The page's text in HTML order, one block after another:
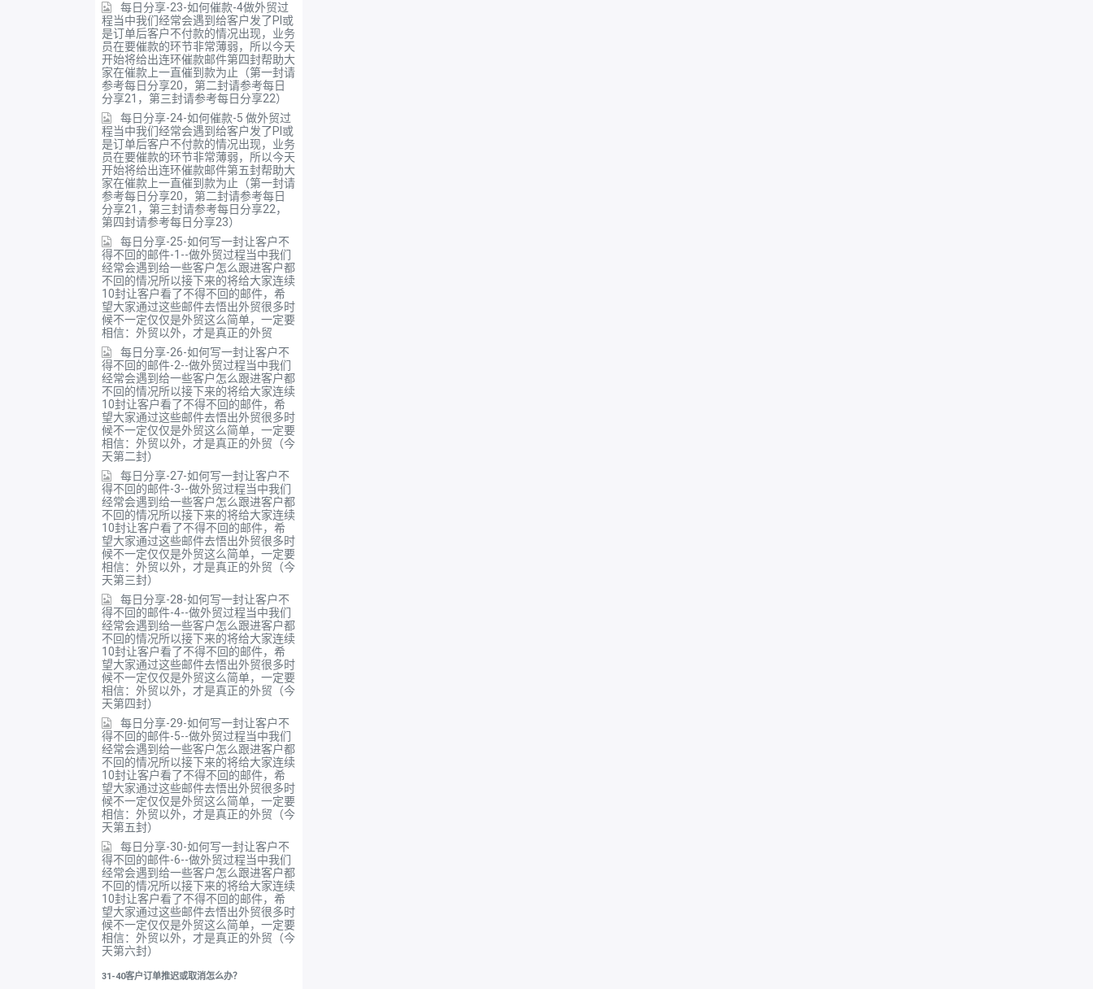
每日分享-23-如何催款-4做外贸过
程当中我们经常会遇到给客户发了PI或
是订单后客户不付款的情况出现，业务
员在要催款的环节非常薄弱，所以今天
开始将给出连环催款邮件第四封帮助大
家在催款上一直催到款为止（第一封请
参考每日分享20，第二封请参考每日
分享21，第三封请参考每日分享22）
每日分享-24-如何催款-5 做外贸过
程当中我们经常会遇到给客户发了PI或
是订单后客户不付款的情况出现，业务
员在要催款的环节非常薄弱，所以今天
开始将给出连环催款邮件第五封帮助大
家在催款上一直催到款为止（第一封请
参考每日分享20，第二封请参考每日
分享21，第三封请参考每日分享22，
第四封请参考每日分享23）
每日分享-25-如何写一封让客户不
得不回的邮件-1--做外贸过程当中我们
经常会遇到给一些客户怎么跟进客户都
不回的情况所以接下来的将给大家连续
10封让客户看了不得不回的邮件，希
望大家通过这些邮件去悟出外贸很多时
候不一定仅仅是外贸这么简单，一定要
相信：外贸以外，才是真正的外贸
每日分享-26-如何写一封让客户不
得不回的邮件-2--做外贸过程当中我们
经常会遇到给一些客户怎么跟进客户都
不回的情况所以接下来的将给大家连续
10封让客户看了不得不回的邮件，希
望大家通过这些邮件去悟出外贸很多时
候不一定仅仅是外贸这么简单，一定要
相信：外贸以外，才是真正的外贸（今
天第二封）
每日分享-27-如何写一封让客户不
得不回的邮件-3--做外贸过程当中我们
经常会遇到给一些客户怎么跟进客户都
不回的情况所以接下来的将给大家连续
10封让客户看了不得不回的邮件，希
望大家通过这些邮件去悟出外贸很多时
候不一定仅仅是外贸这么简单，一定要
相信：外贸以外，才是真正的外贸（今
天第三封）
每日分享-28-如何写一封让客户不
得不回的邮件-4--做外贸过程当中我们
经常会遇到给一些客户怎么跟进客户都
不回的情况所以接下来的将给大家连续
10封让客户看了不得不回的邮件，希
望大家通过这些邮件去悟出外贸很多时
候不一定仅仅是外贸这么简单，一定要
相信：外贸以外，才是真正的外贸（今
天第四封）
每日分享-29-如何写一封让客户不
得不回的邮件-5--做外贸过程当中我们
经常会遇到给一些客户怎么跟进客户都
不回的情况所以接下来的将给大家连续
10封让客户看了不得不回的邮件，希
望大家通过这些邮件去悟出外贸很多时
候不一定仅仅是外贸这么简单，一定要
相信：外贸以外，才是真正的外贸（今
天第五封）
每日分享-30-如何写一封让客户不
得不回的邮件-6--做外贸过程当中我们
经常会遇到给一些客户怎么跟进客户都
不回的情况所以接下来的将给大家连续
10封让客户看了不得不回的邮件，希
望大家通过这些邮件去悟出外贸很多时
候不一定仅仅是外贸这么简单，一定要
相信：外贸以外，才是真正的外贸（今
天第六封）
31-40客户订单推迟或取消怎么办？